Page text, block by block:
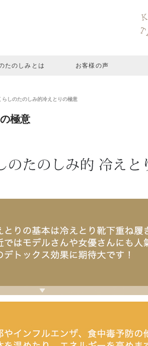
たのしみとは お客様の声
らしのたのしみ的冷えとりの極意
極意